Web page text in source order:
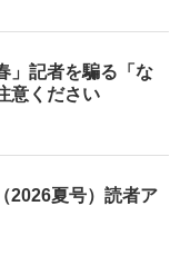
」記者を騙る「な
意ください
2026夏号）読者ア